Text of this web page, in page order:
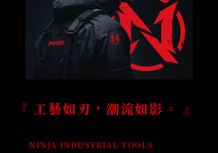
『 工藝如刃，潮流如影。 』
NINJA INDUSTRIAL TOOLS